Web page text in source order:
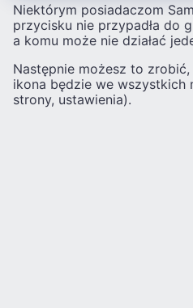
Niektórym posiadaczom
przycisku nie przypadła do
a komu może nie działać
Następnie możesz to
ikona będzie we wszystkich
strony, ustawienia).